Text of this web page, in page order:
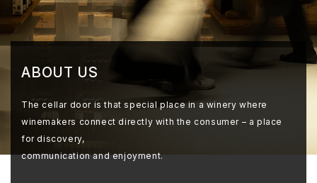
ABOUT US
The cellar door is that special place in a winery where
winemakers connect directly with the consumer – a place
for discovery,
communication and enjoyment.